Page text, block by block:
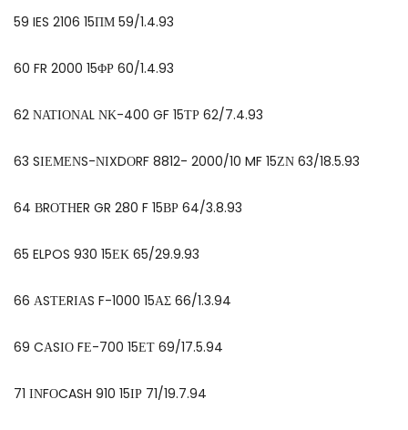
59 IES 2106 15ΠΜ 59/1.4.93
60 FR 2000 15ΦΡ 60/1.4.93
62 ΝΑΤΙΟΝΑL ΝΚ-400 GF 15ΤΡ 62/7.4.93
63 SΙΕΜΕΝS-ΝΙXDΟRF 8812- 2000/10 MF 15ΖΝ 63/18.5.93
64 ΒRΟΤΗER GR 280 F 15ΒΡ 64/3.8.93
65 ELPOS 930 15ΕΚ 65/29.9.93
66 ΑSΤΕRΙΑS F-1000 15ΑΣ 66/1.3.94
69 CΑSΙΟ FΕ-700 15ΕΤ 69/17.5.94
71 ΙΝFΟCASH 910 15ΙΡ 71/19.7.94